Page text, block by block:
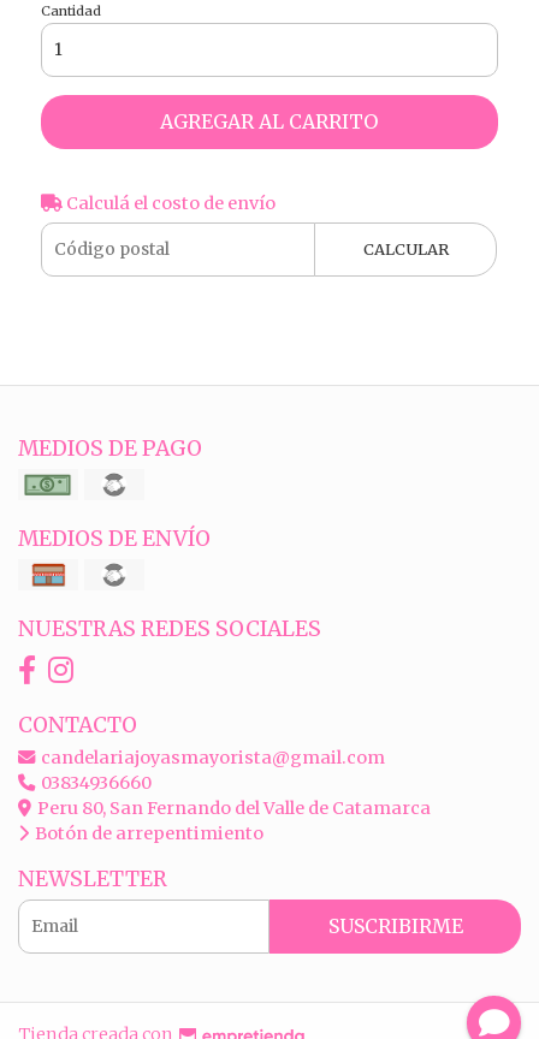
Cantidad
AGREGAR AL CARRITO
Calculá el costo de envío
CALCULAR
MEDIOS DE PAGO
MEDIOS DE ENVÍO
NUESTRAS REDES SOCIALES
CONTACTO
candelariajoyasmayorista@gmail.com
03834936660
Peru 80, San Fernando del Valle de Catamarca
Botón de arrepentimiento
NEWSLETTER
SUSCRIBIRME
Tienda creada con